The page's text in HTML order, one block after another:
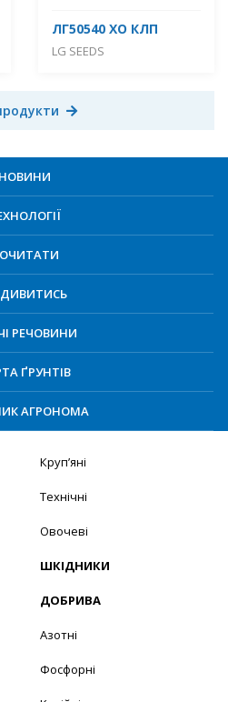
ЛГ50540 ХО КЛП
LG SEEDS
НОВИНИ
РЕЧОВИНИ
ҐРУНТІВ
АГРОНОМА
Круп’яні
Технічні
Овочеві
ШКІДНИКИ
ДОБРИВА
Азотні
Фосфорні